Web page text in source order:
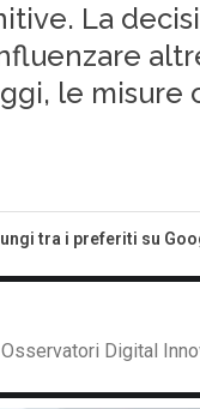
La
le
tra i preferiti su
Digital